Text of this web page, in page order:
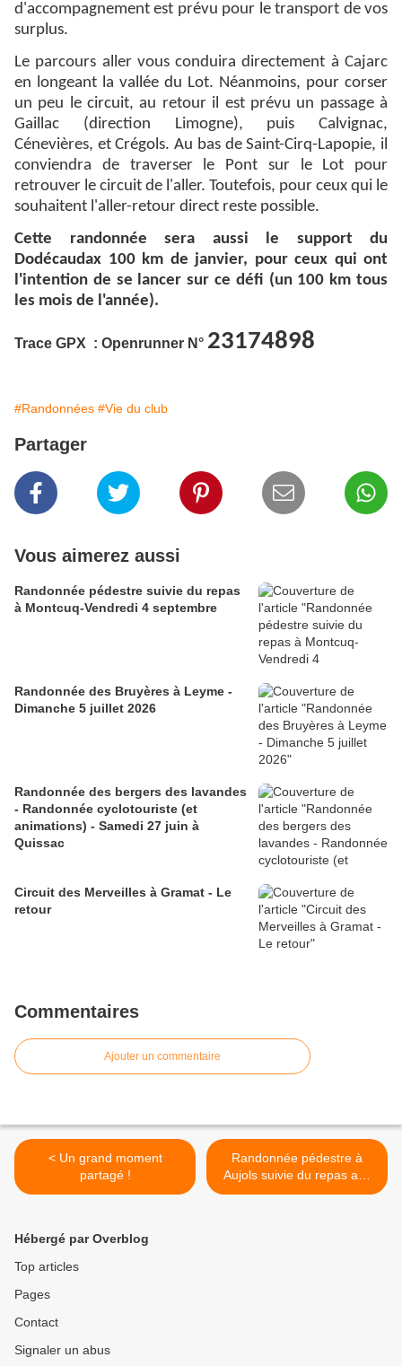
d'accompagnement est prévu pour le transport de vos
surplus.
Le parcours aller vous conduira directement à Cajarc
en longeant la vallée du Lot. Néanmoins, pour corser
un peu le circuit, au retour il est prévu un passage à
Gaillac (direction Limogne), puis Calvignac,
Cénevières, et Crégols. Au bas de Saint-Cirq-Lapopie, il
conviendra de traverser le Pont sur le Lot pour
retrouver le circuit de l'aller. Toutefois, pour ceux qui le
souhaitent l'aller-retour direct reste possible.
Cette randonnée sera aussi le support du
Dodécaudax 100 km de janvier, pour ceux qui ont
l'intention de se lancer sur ce défi (un 100 km tous
les mois de l'année).
Trace GPX : Openrunner N° 23174898
#Randonnées #Vie du club
Partager
Vous aimerez aussi
Randonnée pédestre suivie du repas
à Montcuq-Vendredi 4 septembre
Randonnée des Bruyères à Leyme -
Dimanche 5 juillet 2026
Randonnée des bergers des lavandes
- Randonnée cyclotouriste (et
animations) - Samedi 27 juin à
Quissac
Circuit des Merveilles à Gramat - Le
retour
Commentaires
Ajouter un commentaire
< Un grand moment
partagé !
Randonnée pédestre à
Aujols suivie du repas aux
Aromates à Arcambal >
Hébergé par Overblog
Top articles
Pages
Contact
Signaler un abus